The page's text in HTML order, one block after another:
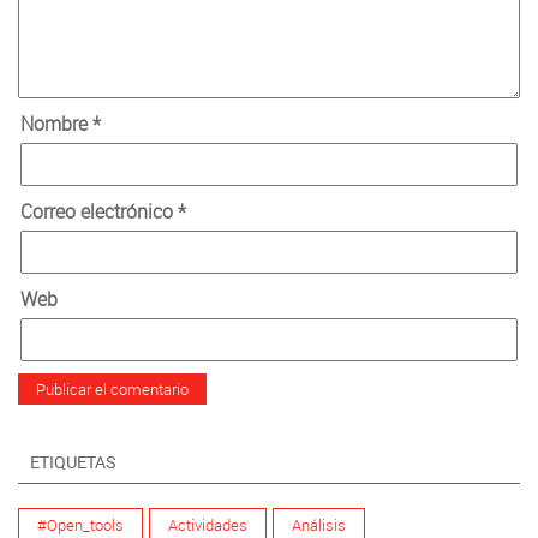
Nombre*
Correo electrónico*
Web
ETIQUETAS
#Open_tools Actividades
Análisis